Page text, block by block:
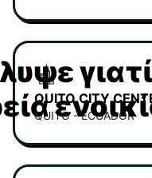
QUITO CITY
QUITO - ECUADOR